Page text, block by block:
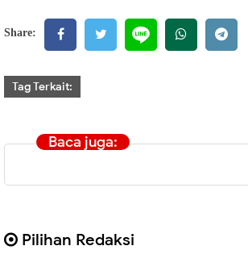
Share:
Tag Terkait:
Baca juga:
Pilihan Redaksi